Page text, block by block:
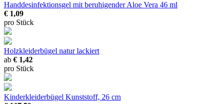
Handdesinfektionsgel mit beruhigender Aloe Vera 46 ml
€ 1,09
pro Stück
Holzkleiderbügel natur lackiert
ab € 1,42
pro Stück
Kinderkleiderbügel Kunststoff, 26 cm